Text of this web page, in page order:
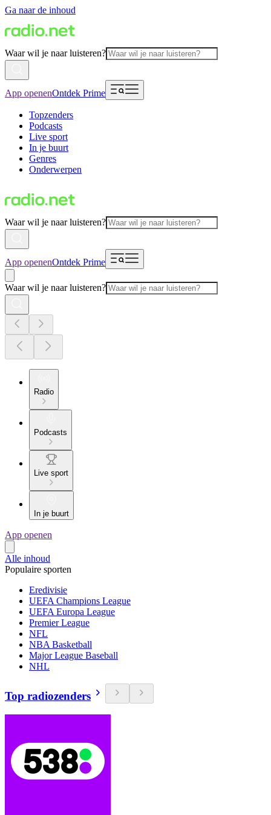
Ga naar de inhoud
Waar wil je naar luisteren?
App openenOntdek Prime
Topzenders
Podcasts
Live sport
In je buurt
Genres
Onderwerpen
Waar wil je naar luisteren?
App openenOntdek Prime
Waar wil je naar luisteren?
Radio
Podcasts
Live sport
In je buurt
App openen
Alle inhoud
Populaire sporten
Eredivisie
UEFA Champions League
UEFA Europa League
Premier League
NFL
NBA Basketball
Major League Baseball
NHL
Top radiozenders